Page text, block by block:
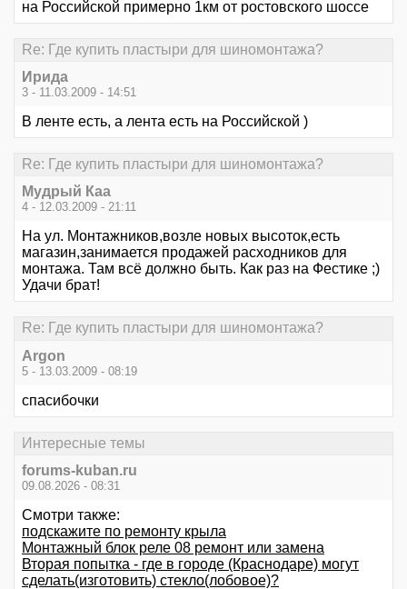
на Российской примерно 1км от ростовского шоссе
Re: Где купить пластыри для шиномонтажа?
Ирида
3 - 11.03.2009 - 14:51
В ленте есть, а лента есть на Российской )
Re: Где купить пластыри для шиномонтажа?
Мудрый Каа
4 - 12.03.2009 - 21:11
На ул. Монтажников,возле новых высоток,есть
магазин,занимается продажей расходников для
монтажа. Там всё должно быть. Как раз на Фестике ;)
Удачи брат!
Re: Где купить пластыри для шиномонтажа?
Argon
5 - 13.03.2009 - 08:19
спасибочки
Интересные темы
forums-kuban.ru
09.08.2026 - 08:31
Смотри также:
подскажите по ремонту крыла
Монтажный блок реле 08 ремонт или замена
Вторая попытка - где в городе (Краснодаре) могут
сделать(изготовить) стекло(лобовое)?